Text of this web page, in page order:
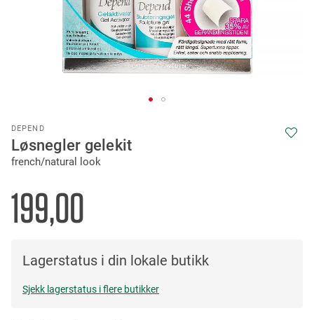
DEPEND
Løsnegler gelekit
french/natural look
199,00
Lagerstatus i din lokale butikk
Sjekk lagerstatus i flere butikker
to
the
beginning
the
images
gallery